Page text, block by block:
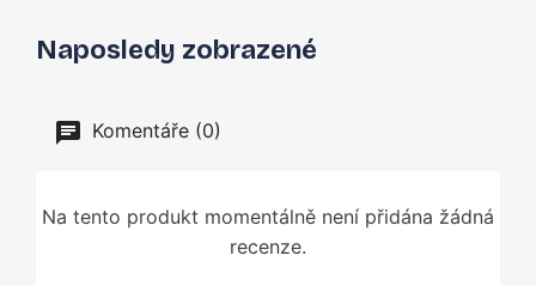
Naposledy zobrazené
Komentáře (0)
Na tento produkt momentálně není přidána žádná
recenze.